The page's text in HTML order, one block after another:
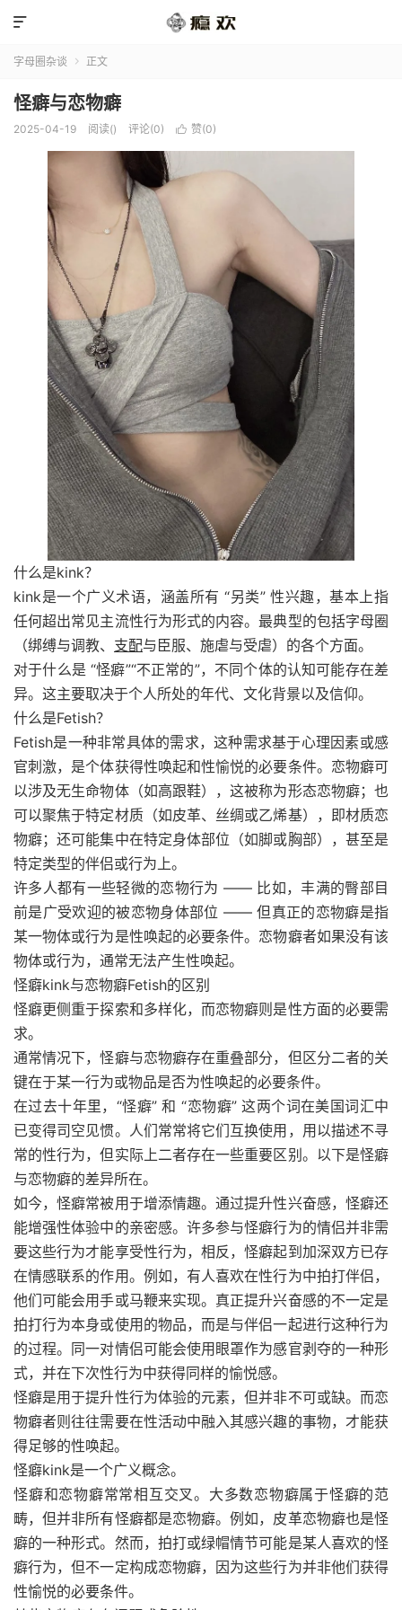

字母圈杂谈  正文
怪癖与恋物癖
2025-04-19 阅读() 评论(0)  赞(0)
什么是kink？
kink是一个广义术语，涵盖所有 “另类” 性兴趣，基本上指
任何超出常见主流性行为形式的内容。最典型的包括字母圈
（绑缚与调教、 支配与臣服、施虐与受虐）的各个方面。
对于什么是 “怪癖”“不正常的”，不同个体的认知可能存在差
异。这主要取决于个人所处的年代、文化背景以及信仰。
什么是Fetish？
Fetish是一种非常具体的需求，这种需求基于心理因素或感
官刺激，是个体获得性唤起和性愉悦的必要条件。恋物癖可
以涉及无生命物体（如高跟鞋），这被称为形态恋物癖；也
可以聚焦于特定材质（如皮革、丝绸或乙烯基），即材质恋
物癖；还可能集中在特定身体部位（如脚或胸部），甚至是
特定类型的伴侣或行为上。
许多人都有一些轻微的恋物行为 —— 比如，丰满的臀部目
前是广受欢迎的被恋物身体部位 —— 但真正的恋物癖是指
某一物体或行为是性唤起的必要条件。恋物癖者如果没有该
物体或行为，通常无法产生性唤起。
怪癖kink与恋物癖Fetish的区别
怪癖更侧重于探索和多样化，而恋物癖则是性方面的必要需
求。
通常情况下，怪癖与恋物癖存在重叠部分，但区分二者的关
键在于某一行为或物品是否为性唤起的必要条件。
在过去十年里，“怪癖” 和 “恋物癖” 这两个词在美国词汇中
已变得司空见惯。人们常常将它们互换使用，用以描述不寻
常的性行为，但实际上二者存在一些重要区别。以下是怪癖
与恋物癖的差异所在。
如今，怪癖常被用于增添情趣。通过提升性兴奋感，怪癖还
能增强性体验中的亲密感。许多参与怪癖行为的情侣并非需
要这些行为才能享受性行为，相反，怪癖起到加深双方已存
在情感联系的作用。例如，有人喜欢在性行为中拍打伴侣，
他们可能会用手或马鞭来实现。真正提升兴奋感的不一定是
拍打行为本身或使用的物品，而是与伴侣一起进行这种行为
的过程。同一对情侣可能会使用眼罩作为感官剥夺的一种形
式，并在下次性行为中获得同样的愉悦感。
怪癖是用于提升性行为体验的元素，但并非不可或缺。而恋
物癖者则往往需要在性活动中融入其感兴趣的事物，才能获
得足够的性唤起。
怪癖kink是一个广义概念。
怪癖和恋物癖常常相互交叉。大多数恋物癖属于怪癖的范
畴，但并非所有怪癖都是恋物癖。例如，皮革恋物癖也是怪
癖的一种形式。然而，拍打或绿帽情节可能是某人喜欢的怪
癖行为，但不一定构成恋物癖，因为这些行为并非他们获得
性愉悦的必要条件。